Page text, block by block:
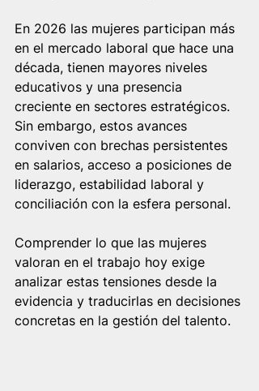
En 2026 las mujeres participan más
en el mercado laboral que hace una
década, tienen mayores niveles
educativos y una presencia
creciente en sectores estratégicos.
Sin embargo, estos avances
conviven con brechas persistentes
en salarios, acceso a posiciones de
liderazgo, estabilidad laboral y
conciliación con la esfera personal.
Comprender lo que las mujeres
valoran en el trabajo hoy exige
analizar estas tensiones desde la
evidencia y traducirlas en decisiones
concretas en la gestión del talento.